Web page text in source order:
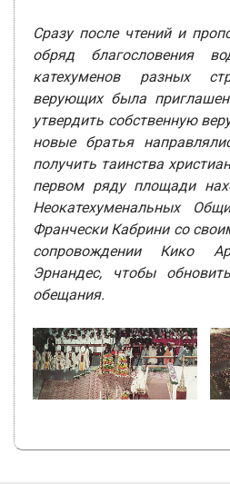
Сразу после чтений и
обряд благословения
катехуменов разных
верующих была
утвердить собственную
новые братья
получить таинства
первом ряду площади
Неокатехуменальных
Франчески Кабрини со
сопровождении Кико
Эрнандес, чтобы
обещания.